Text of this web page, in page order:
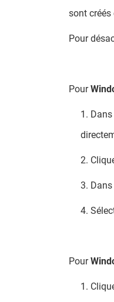
sont
Pour
Pour
1.
2.
3.
4.
Pour
1.